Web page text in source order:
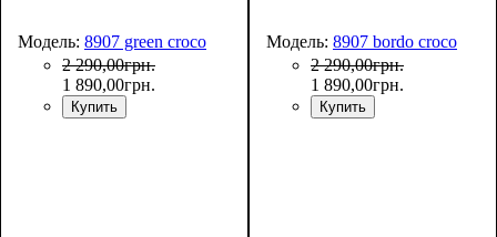
Модель: 8907 green croco
2 290,00грн.
1 890,00грн.
Купить
Модель: 8907 bordo croco
2 290,00грн.
1 890,00грн.
Купить